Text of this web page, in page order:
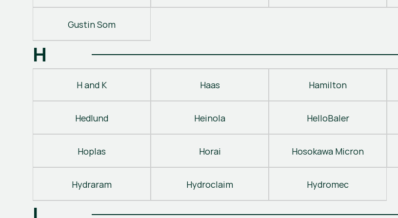
Gustin Som
H
H and K Haas Hamilton
Hedlund Heinola HelloBaler
Hoplas Horai Hosokawa Micron
Hydraram Hydroclaim Hydromec